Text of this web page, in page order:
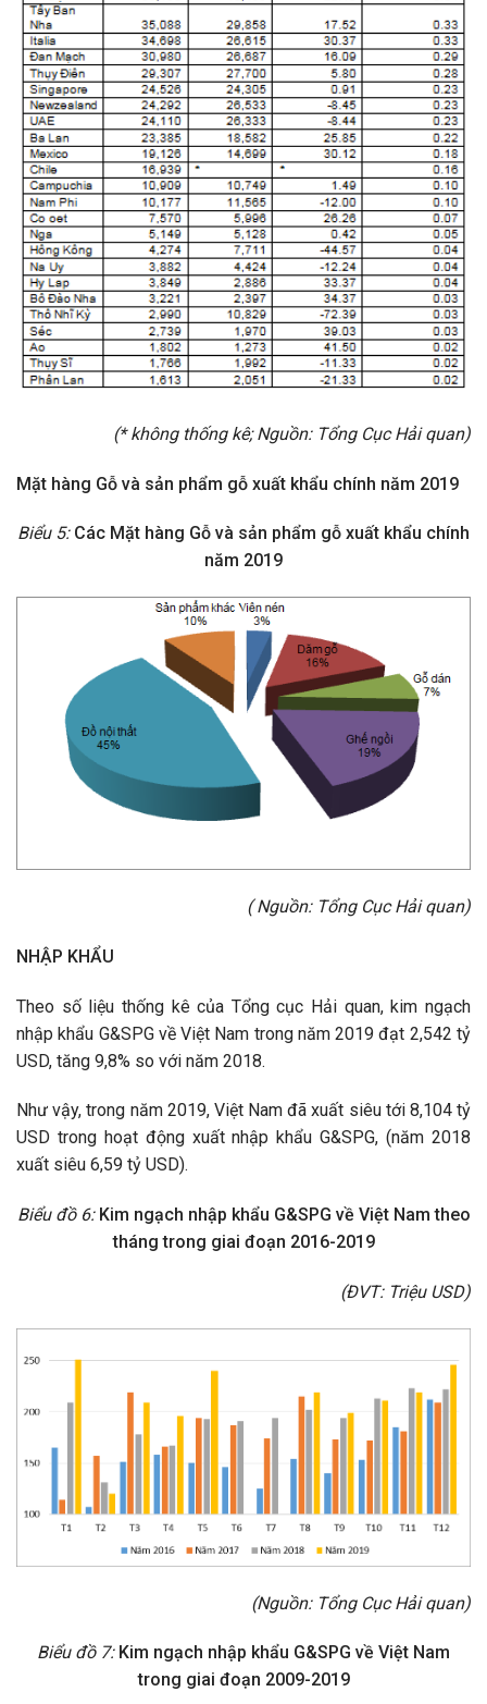
(* không thống kê; Nguồn: Tổng Cục Hải quan)
Mặt hàng Gỗ và sản phẩm gỗ xuất khẩu chính năm 2019
Biểu 5:Các Mặt hàng Gỗ và sản phẩm gỗ xuất khẩu chính
năm 2019
( Nguồn: Tổng Cục Hải quan)
NHẬP KHẨU
Theo số liệu thống kê của Tổng cục Hải quan, kim ngạch
nhập khẩu G&SPG về Việt Nam trong năm 2019 đạt 2,542 tỷ
USD, tăng 9,8% so với năm 2018.
Như vậy, trong năm 2019, Việt Nam đã xuất siêu tới 8,104 tỷ
USD trong hoạt động xuất nhập khẩu G&SPG, (năm 2018
xuất siêu 6,59 tỷ USD).
Biểu đồ 6: Kim ngạch nhập khẩu G&SPG về Việt Nam theo
tháng trong giai đoạn 2016-2019
(ĐVT: Triệu USD)
(Nguồn: Tổng Cục Hải quan)
Biểu đồ 7: Kim ngạch nhập khẩu G&SPG về Việt Nam
trong giai đoạn 2009-2019